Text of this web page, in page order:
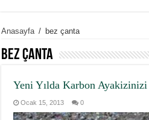
Anasayfa / bez çanta
bez çanta
Yeni Yılda Karbon
Ocak 15, 2013 0